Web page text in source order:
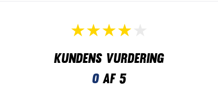
Kundens vurdering
0af 5